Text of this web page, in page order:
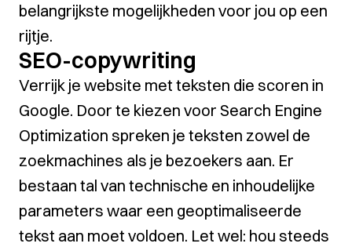
belangrijkste mogelijkheden voor jou op een
rijtje.
SEO-copywriting
Verrijk je website met teksten die scoren in
Google. Door te kiezen voor Search Engine
Optimization spreken je teksten zowel de
zoekmachines als je bezoekers aan. Er
bestaan tal van technische en inhoudelijke
parameters waar een geoptimaliseerde
tekst aan moet voldoen. Let wel: hou steeds